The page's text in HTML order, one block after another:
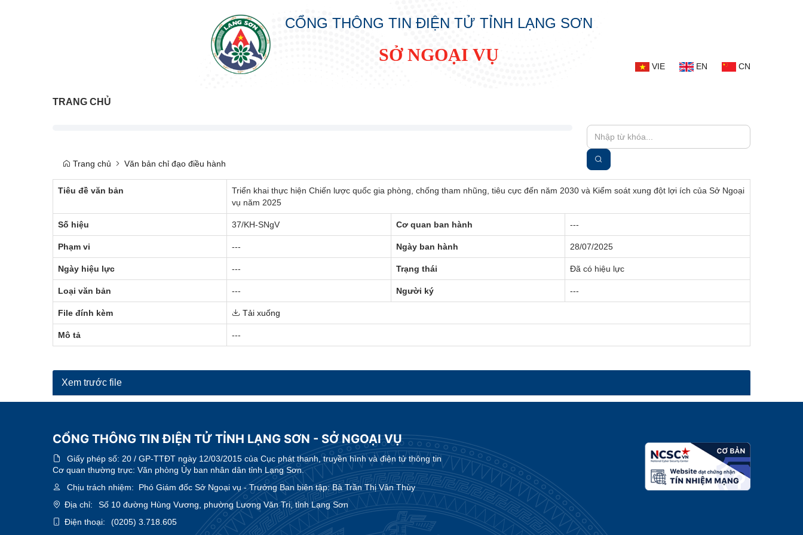
CỔNG THÔNG TIN ĐIỆN TỬ TỈNH LẠNG SƠN
SỞ NGOẠI VỤ
VIE EN CN
TRANG CHỦ
Trang chủ Văn bản chỉ đạo điều hành
Tiêu đề văn bản
Triển khai thực hiện Chiến lược quốc gia phòng, chống tham nhũng, tiêu cực đến năm 2030 và Kiểm soát xung đột lợi ích của Sở Ngoại
vụ năm 2025
Số hiệu 37/KH-SNgV Cơ quan ban hành ---
Phạm vi --- Ngày ban hành 28/07/2025
Ngày hiệu lực --- Trạng thái Đã có hiệu lực
Loại văn bản --- Người ký ---
File đính kèm Tải xuống
Mô tả ---
Xem trước file
CỔNG THÔNG TIN ĐIỆN TỬ TỈNH LẠNG SƠN - SỞ NGOẠI VỤ
Giấy phép số: 20 / GP-TTĐT ngày 12/03/2015 của Cục phát thanh, truyền hình và điện tử thông tin
Cơ quan thường trực: Văn phòng Ủy ban nhân dân tỉnh Lạng Sơn.
Chịu trách nhiệm: Phó Giám đốc Sở Ngoại vụ - Trưởng Ban biên tập: Bà Trần Thị Vân Thùy
Địa chỉ:
Số 10 đường Hùng Vương, phường Lương Văn Tri, tỉnh Lạng Sơn
Điện thoại:
(0205) 3.718.605